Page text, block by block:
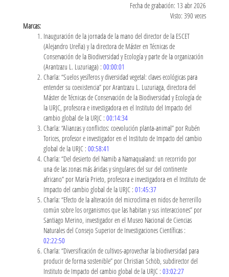
Fecha de grabación: 13 abr 2026
Visto: 390 veces
Marcas:
Inauguración de la jornada de la mano del director de la ESCET
(Alejandro Ureña) y la directora de Máster en Técnicas de
Conservación de la Biodiversidad y Ecología y parte de la organización
(Arantzazu L. Luzuriaga) : 00:00:01
Charla: “Suelos yesíferos y diversidad vegetal: claves ecológicas para
entender su coexistencia” por Arantzazu L. Luzuriaga, directora del
Máster de Técnicas de Conservación de la Biodiversidad y Ecología de
la URJC, profesora e investigadora en el Instituto del Impacto del
cambio global de la URJC : 00:14:34
Charla: “Alianzas y conflictos: coevolución planta-animal” por Rubén
Torices, profesor e investigador en el Instituto de Impacto del cambio
global de la URJC : 00:58:41
Charla: “Del desierto del Namib a Namaqualand: un recorrido por
una de las zonas más áridas y singulares del sur del continente
africano” por María Prieto, profesora e investigadora en el Instituto de
Impacto del cambio global de la URJC : 01:45:37
Charla: “Efecto de la alteración del microclima en nidos de herrerillo
común sobre los organismos que las habitan y sus interacciones” por
Santiago Merino, investigador en el Museo Nacional de Ciencias
Naturales del Consejo Superior de Investigaciones Científicas :
02:22:50
Charla: “Diversificación de cultivos-aprovechar la biodiversidad para
producir de forma sostenible” por Christian Schöb, subdirector del
Instituto de Impacto del cambio global de la URJC : 03:02:27